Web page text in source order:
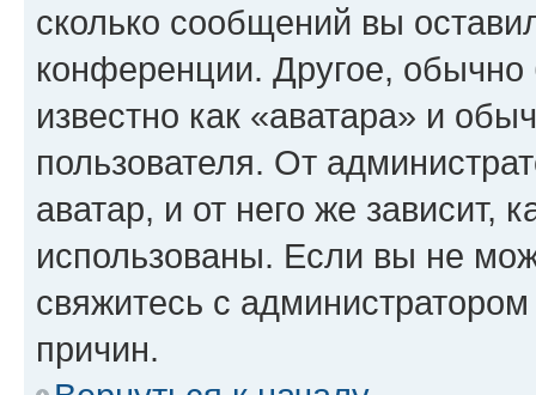
сколько сообщений вы
конференции. Другое,
известно как «аватара» и
пользователя. От
аватар, и от него же зависит,
использованы. Если вы не
свяжитесь с
причин.